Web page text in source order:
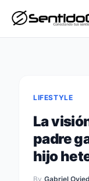
LIFESTYLE
La
padre
hijo
By Gabriel